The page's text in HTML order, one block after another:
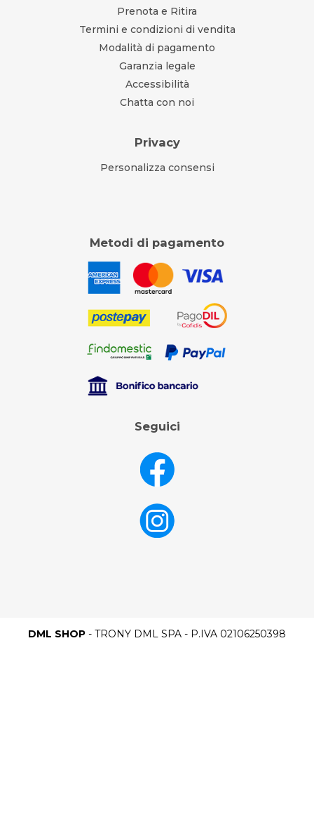
Prenota e Ritira
Termini e condizioni di vendita
Modalità di pagamento
Garanzia legale
Accessibilità
Chatta con noi
Privacy
Personalizza consensi
Metodi di pagamento
Seguici
DML SHOP - TRONY DML SPA - P.IVA 02106250398